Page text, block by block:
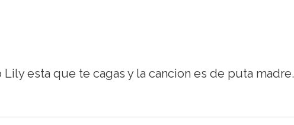
esta que te cagas y la cancion es de puta madre.